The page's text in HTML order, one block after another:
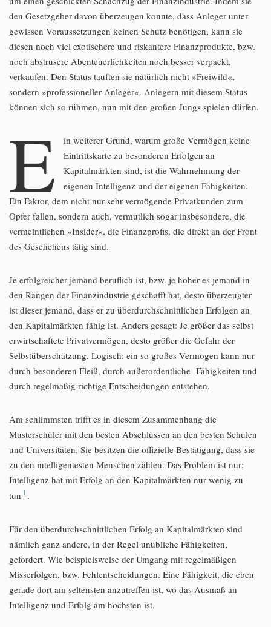
den Gesetzgeber davon überzeugen konnte, dass Anleger unter
gewissen Voraussetzungen keinen Schutz benötigen, kann sie
diesen noch viel exotischere und riskantere Finanzprodukte, bzw.
noch abstrusere Abenteuerlichkeiten noch besser verpackt,
verkaufen. Den Status tauften sie natürlich nicht »Freiwild«,
sondern »professioneller Anleger«. Anlegern mit diesem Status
können sich so rühmen, nun mit den großen Jungs spielen dürfen.
E
in weiterer Grund, warum große Vermögen keine
Eintrittskarte zu besonderen Erfolgen an
Kapitalmärkten sind, ist die Wahrnehmung der
eigenen Intelligenz und der eigenen Fähigkeiten.
Ein Faktor, dem nicht nur sehr vermögende Privatkunden zum
Opfer fallen, sondern auch, vermutlich sogar insbesondere, die
vermeintlichen »Insider«, die Finanzprofis, die direkt an der Front
des Geschehens tätig sind.
Je erfolgreicher jemand beruflich ist, bzw. je höher es jemand in
den Rängen der Finanzindustrie geschafft hat, desto überzeugter
ist dieser jemand, dass er zu überdurchschnittlichen Erfolgen an
den Kapitalmärkten fähig ist. Anders gesagt: Je größer das selbst
erwirtschaftete Privatvermögen, desto größer die Gefahr der
Selbstüberschätzung. Logisch: ein so großes Vermögen kann nur
durch besonderen Fleiß, durch außerordentliche Fähigkeiten und
durch regelmäßig richtige Entscheidungen entstehen.
Am schlimmsten trifft es in diesem Zusammenhang die
Musterschüler mit den besten Abschlüssen an den besten Schulen
und Universitäten. Sie besitzen die offizielle Bestätigung, dass sie
zu den intelligentesten Menschen zählen. Das Problem ist nur:
Intelligenz hat mit Erfolg an den Kapitalmärkten nur wenig zu
tun 1 .
Für den überdurchschnittlichen Erfolg an Kapitalmärkten sind
nämlich ganz andere, in der Regel unübliche Fähigkeiten,
gefordert. Wie beispielsweise der Umgang mit regelmäßigen
Misserfolgen, bzw. Fehlentscheidungen. Eine Fähigkeit, die eben
gerade dort am seltensten anzutreffen ist, wo das Ausmaß an
Intelligenz und Erfolg am höchsten ist.